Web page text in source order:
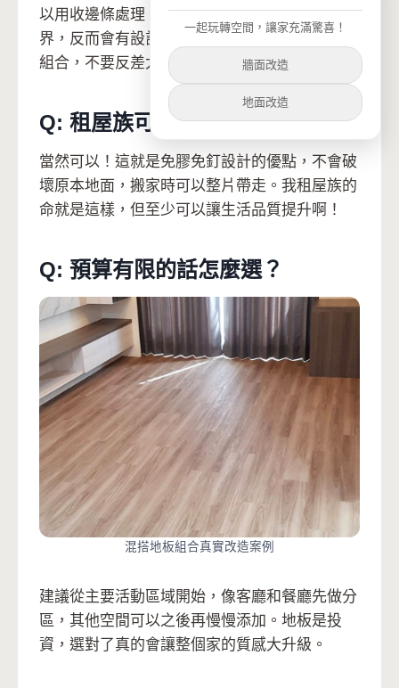
以用收邊條處理，或者直接讓兩種地板自然交
界，反而會有設計感。重點是要選擇色調協調的
組合，不要反差太大。
Q: 租屋族可以這樣搭配嗎？
當然可以！這就是免膠免釘設計的優點，不會破
壞原本地面，搬家時可以整片帶走。我租屋族的
命就是這樣，但至少可以讓生活品質提升啊！
Q: 預算有限的話怎麼選？
混搭地板組合真實改造案例
建議從主要活動區域開始，像客廳和餐廳先做分
區，其他空間可以之後再慢慢添加。地板是投
資，選對了真的會讓整個家的質感大升級。
一起玩轉空間，讓家充滿驚喜！
牆面改造
地面改造